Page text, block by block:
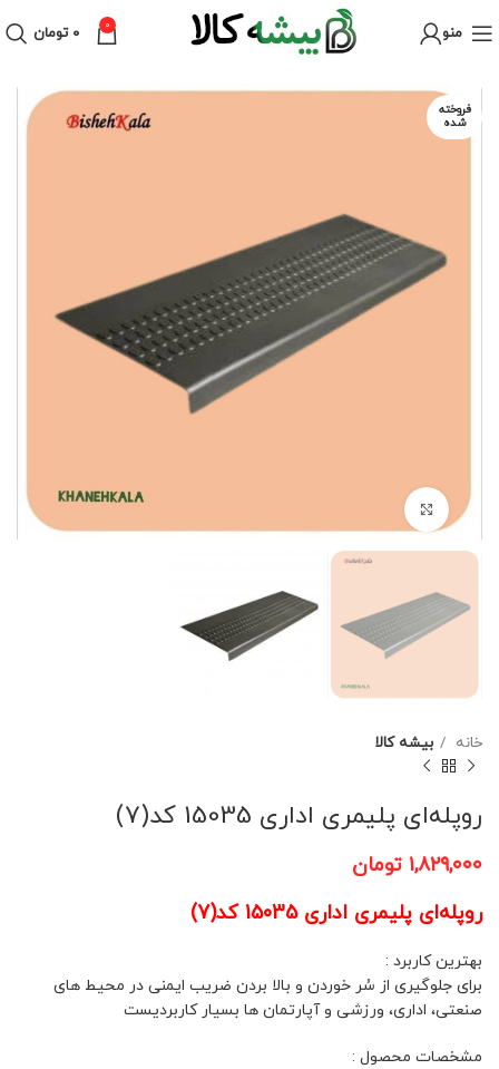
منو 0 ۰ تومان
فروخته
شده
خانه بیشه کالا
روپله‌ای پلیمری اداری 15035 کد(7)
۱,۸۲۹,۰۰۰ تومان
روپله‌ای پلیمری اداری 15035 کد(7)
بهترین کاربرد :
برای جلوگیری از سُر خوردن و بالا بردن ضریب ایمنی در محیط های
صنعتی، اداری، ورزشی و آپارتمان ها بسیار کاربردیست
مشخصات محصول :